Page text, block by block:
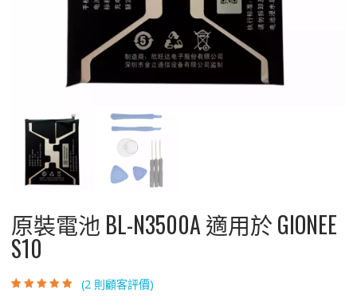
原裝電池 BL-N3500A 適用於 GIONEE
S10
(2 則顧客評價)